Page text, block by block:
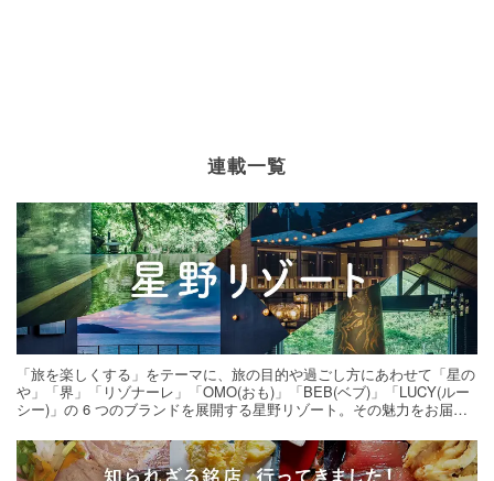
連載一覧
「旅を楽しくする」をテーマに、旅の目的や過ごし方にあわせて「星の
や」「界」「リゾナーレ」「OMO(おも)」「BEB(ベブ)」「LUCY(ルー
シー)」の 6 つのブランドを展開する星野リゾート。その魅力をお届け